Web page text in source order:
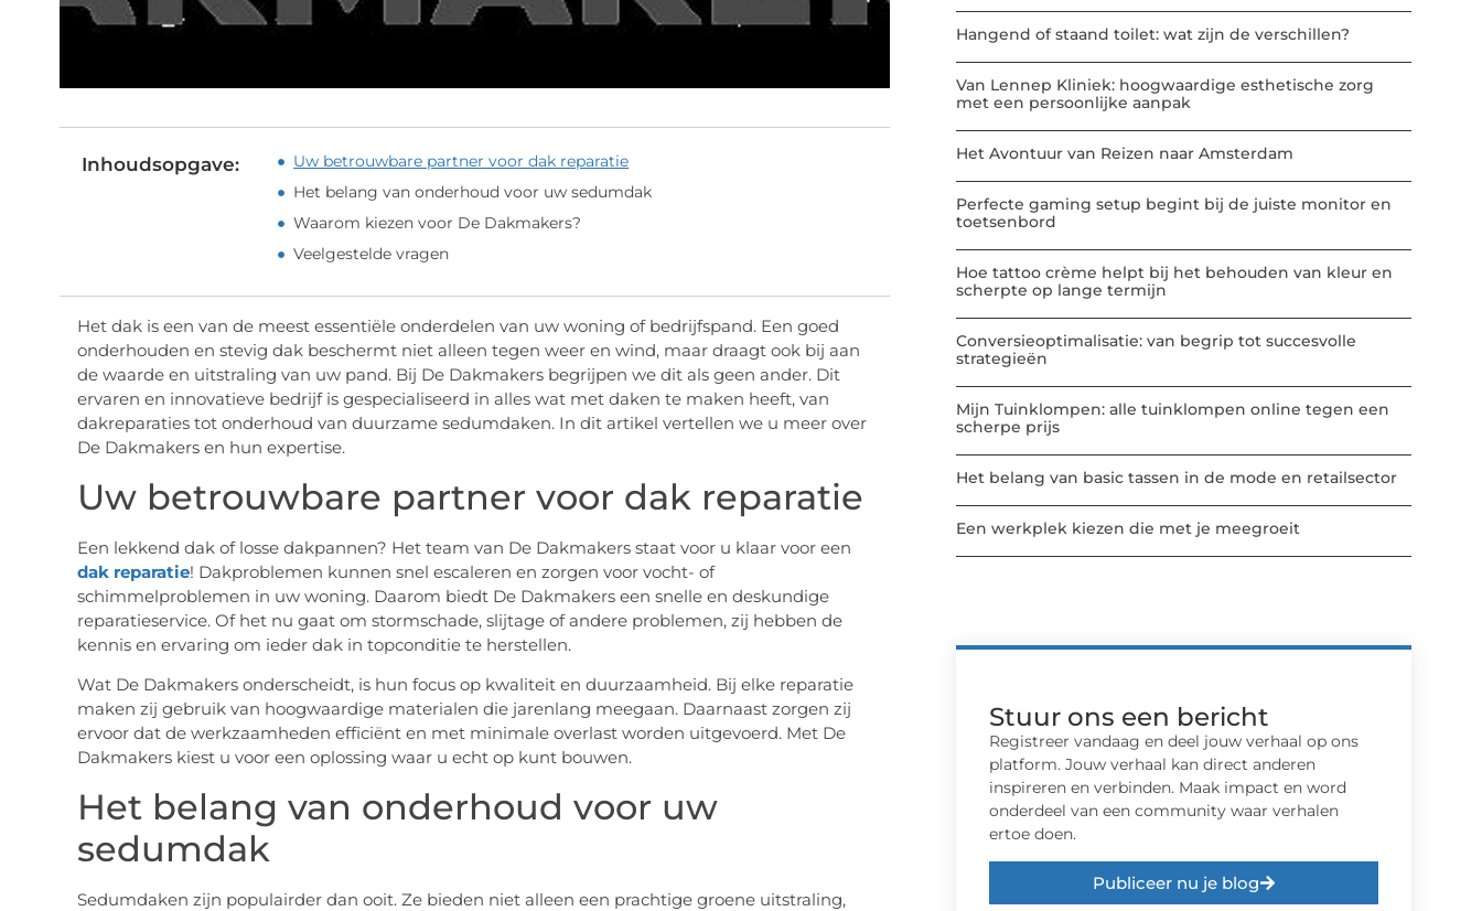
Inhoudsopgave:
Uw betrouwbare partner voor dak reparatie
Het belang van onderhoud voor uw sedumdak
Waarom kiezen voor De Dakmakers?
Veelgestelde vragen
Het dak is een van de meest essentiële onderdelen van uw woning of bedrijfspand. Een goed
onderhouden en stevig dak beschermt niet alleen tegen weer en wind, maar draagt ook bij aan
de waarde en uitstraling van uw pand. Bij De Dakmakers begrijpen we dit als geen ander. Dit
ervaren en innovatieve bedrijf is gespecialiseerd in alles wat met daken te maken heeft, van
dakreparaties tot onderhoud van duurzame sedumdaken. In dit artikel vertellen we u meer over
De Dakmakers en hun expertise.
Uw betrouwbare partner voor dak reparatie
Een lekkend dak of losse dakpannen? Het team van De Dakmakers staat voor u klaar voor een
dak reparatie! Dakproblemen kunnen snel escaleren en zorgen voor vocht- of
schimmelproblemen in uw woning. Daarom biedt De Dakmakers een snelle en deskundige
reparatieservice. Of het nu gaat om stormschade, slijtage of andere problemen, zij hebben de
kennis en ervaring om ieder dak in topconditie te herstellen.
Wat De Dakmakers onderscheidt, is hun focus op kwaliteit en duurzaamheid. Bij elke reparatie
maken zij gebruik van hoogwaardige materialen die jarenlang meegaan. Daarnaast zorgen zij
ervoor dat de werkzaamheden efficiënt en met minimale overlast worden uitgevoerd. Met De
Dakmakers kiest u voor een oplossing waar u echt op kunt bouwen.
Het belang van onderhoud voor uw
sedumdak
Sedumdaken zijn populairder dan ooit. Ze bieden niet alleen een prachtige groene uitstraling,
Hangend of staand toilet: wat zijn de verschillen?
Van Lennep Kliniek: hoogwaardige esthetische zorg
met een persoonlijke aanpak
Het Avontuur van Reizen naar Amsterdam
Perfecte gaming setup begint bij de juiste monitor en
toetsenbord
Hoe tattoo crème helpt bij het behouden van kleur en
scherpte op lange termijn
Conversieoptimalisatie: van begrip tot succesvolle
strategieën
Mijn Tuinklompen: alle tuinklompen online tegen een
scherpe prijs
Het belang van basic tassen in de mode en retailsector
Een werkplek kiezen die met je meegroeit
Stuur ons een bericht
Registreer vandaag en deel jouw verhaal op ons
platform. Jouw verhaal kan direct anderen
inspireren en verbinden. Maak impact en word
onderdeel van een community waar verhalen
ertoe doen.
Publiceer nu je blog